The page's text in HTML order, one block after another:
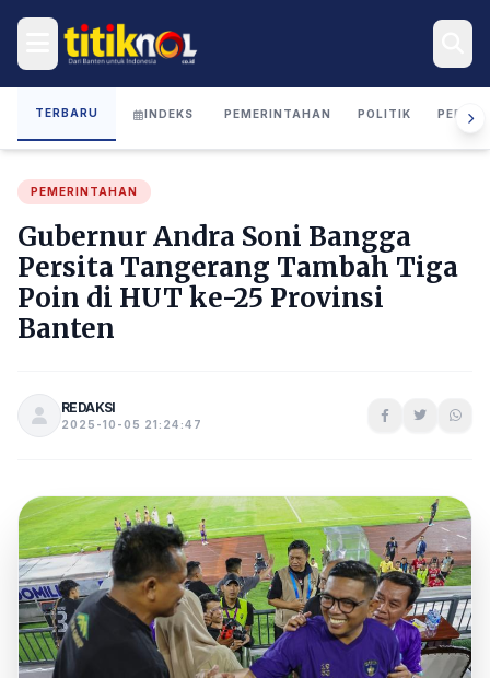
TERBARU INDEKS PEMERINTAHAN POLITIK
PEMERINTAHAN
Gubernur Andra Soni Bangga
Persita Tangerang Tambah Tiga
Poin di HUT ke-25 Provinsi
Banten
REDAKSI
2025-10-05 21:24:47